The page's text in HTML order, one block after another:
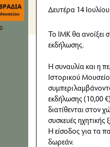
Δευτέρα 14
Το ΙΜΚ θα ανοίξει
εκδήλωσης.
Η συναυλία και η
Ιστορικού
εκδήλωσης (10,00
διατίθενται στον
συσκευές
Η είσοδος για τα
δωρεάν.